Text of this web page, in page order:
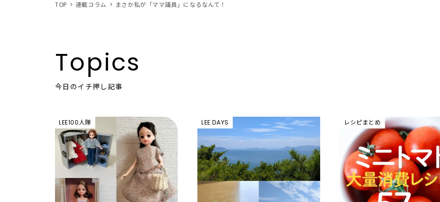
TOP 連載コラム まさか私が「ママ議員」になるなんて！
Topics
今日のイチ押し記事
LEE100人隊 LEE DAYS レシピまとめ